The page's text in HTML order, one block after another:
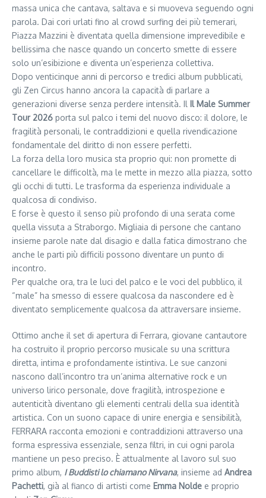
massa unica che cantava, saltava e si muoveva seguendo ogni
parola. Dai cori urlati fino al crowd surfing dei più temerari,
Piazza Mazzini è diventata quella dimensione imprevedibile e
bellissima che nasce quando un concerto smette di essere
solo un’esibizione e diventa un’esperienza collettiva.
Dopo venticinque anni di percorso e tredici album pubblicati,
gli Zen Circus hanno ancora la capacità di parlare a
generazioni diverse senza perdere intensità. Il Il Male Summer
Tour 2026 porta sul palco i temi del nuovo disco: il dolore, le
fragilità personali, le contraddizioni e quella rivendicazione
fondamentale del diritto di non essere perfetti.
La forza della loro musica sta proprio qui: non promette di
cancellare le difficoltà, ma le mette in mezzo alla piazza, sotto
gli occhi di tutti. Le trasforma da esperienza individuale a
qualcosa di condiviso.
E forse è questo il senso più profondo di una serata come
quella vissuta a Straborgo. Migliaia di persone che cantano
insieme parole nate dal disagio e dalla fatica dimostrano che
anche le parti più difficili possono diventare un punto di
incontro.
Per qualche ora, tra le luci del palco e le voci del pubblico, il
“male” ha smesso di essere qualcosa da nascondere ed è
diventato semplicemente qualcosa da attraversare insieme.
Ottimo anche il set di apertura di Ferrara, giovane cantautore
ha costruito il proprio percorso musicale su una scrittura
diretta, intima e profondamente istintiva. Le sue canzoni
nascono dall’incontro tra un’anima alternative rock e un
universo lirico personale, dove fragilità, introspezione e
autenticità diventano gli elementi centrali della sua identità
artistica. Con un suono capace di unire energia e sensibilità,
FERRARA racconta emozioni e contraddizioni attraverso una
forma espressiva essenziale, senza filtri, in cui ogni parola
mantiene un peso preciso. È attualmente al lavoro sul suo
primo album, I Buddisti lo chiamano Nirvana, insieme ad Andrea
Pachetti, già al fianco di artisti come Emma Nolde e proprio